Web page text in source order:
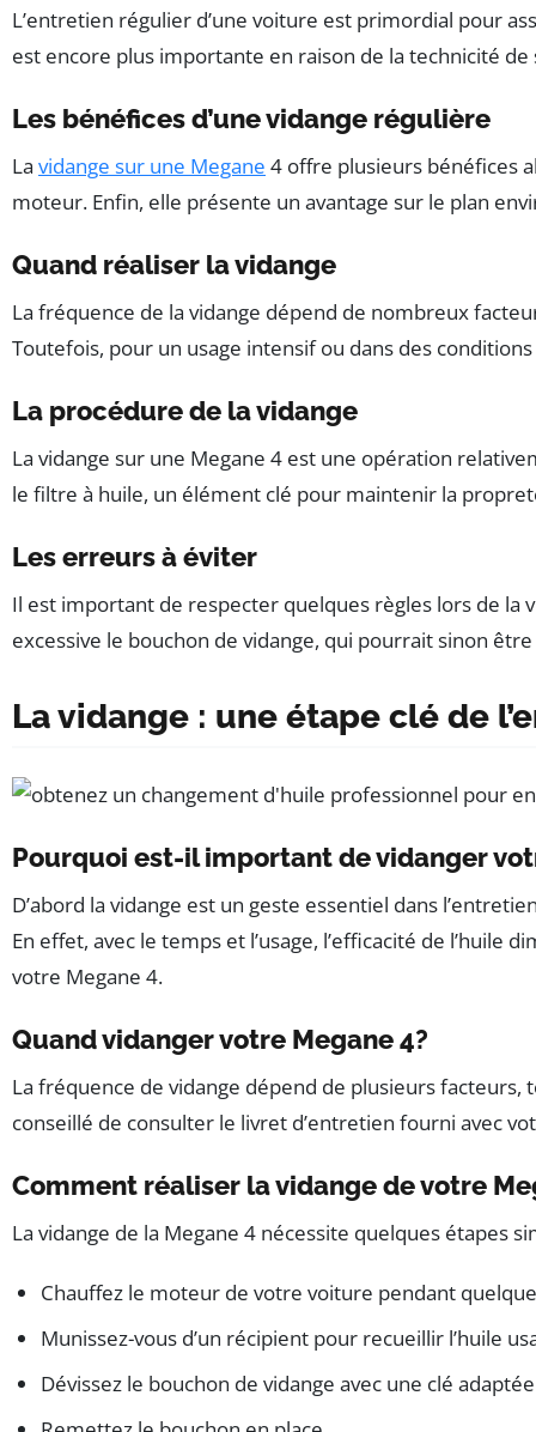
L’entretien régulier d’une voiture est primordial pour
est encore plus importante en raison de la technicité
Les bénéfices d’une vidange régulière
La vidange sur une Megane 4 offre plusieurs bénéfices
moteur. Enfin, elle présente un avantage sur le plan
Quand réaliser la vidange
La fréquence de la vidange dépend de nombreux
Toutefois, pour un usage intensif ou dans des
La procédure de la vidange
La vidange sur une Megane 4 est une opération
le filtre à huile, un élément clé pour maintenir la
Les erreurs à éviter
Il est important de respecter quelques règles lors de la
excessive le bouchon de vidange, qui pourrait sinon
La vidange : une étape clé de
Pourquoi est-il important de vidanger
D’abord la vidange est un geste essentiel dans
En effet, avec le temps et l’usage, l’efficacité de
votre Megane 4.
Quand vidanger votre Megane 4?
La fréquence de vidange dépend de plusieurs
conseillé de consulter le livret d’entretien fourni avec
Comment réaliser la vidange de votre
La vidange de la Megane 4 nécessite quelques étapes
Chauffez le moteur de votre voiture pendant
Munissez-vous d’un récipient pour recueillir l’huile
Dévissez le bouchon de vidange avec une clé